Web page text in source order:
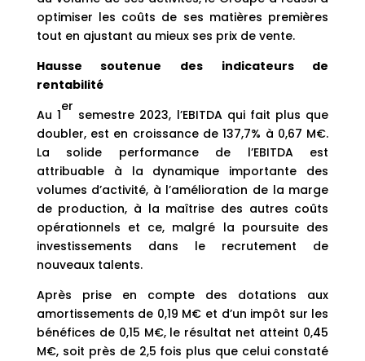
optimiser les coûts de ses matières premières
tout en ajustant au mieux ses prix de vente.
Hausse soutenue des indicateurs de
rentabilité
Au 1
er
semestre 2023, l’EBITDA qui fait plus que
doubler, est en croissance de 137,7% à 0,67 M€.
La solide performance de l’EBITDA est
attribuable à la dynamique importante des
volumes d’activité, à l’amélioration de la marge
de production, à la maîtrise des autres coûts
opérationnels et ce, malgré la poursuite des
investissements dans le recrutement de
nouveaux talents.
Après prise en compte des dotations aux
amortissements de 0,19 M€ et d’un impôt sur les
bénéfices de 0,15 M€, le résultat net atteint 0,45
M€, soit près de 2,5 fois plus que celui constaté